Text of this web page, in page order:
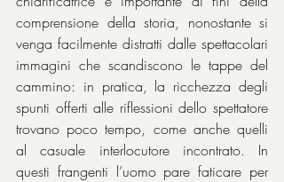
comprensione della storia, nonostante si
venga facilmente distratti dalle spettacolari
immagini che scandiscono le tappe del
cammino: in pratica, la ricchezza degli
spunti offerti alle riflessioni dello spettatore
trovano poco tempo, come anche quelli
al casuale interlocutore incontrato. In
questi frangenti l’uomo pare faticare per